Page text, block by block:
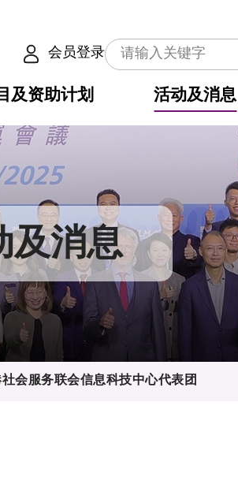
会员登录
及资助计划 活动及消息
及消息
会服务联会信息科技中心代表团